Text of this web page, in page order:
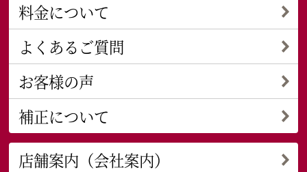
料金について
よくあるご質問
お客様の声
補正について
店舗案内（会社案内）